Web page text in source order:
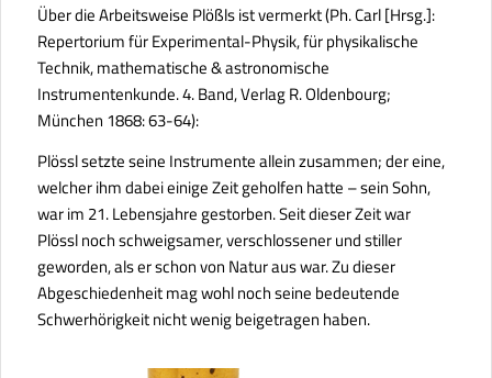
Über die Arbeitsweise Plößls ist vermerkt (Ph. Carl [Hrsg.]:
Repertorium für Experimental-Physik, für physikalische
Technik, mathematische & astronomische
Instrumentenkunde.4. Band, Verlag R. Oldenbourg;
München 1868: 63-64):
Plössl setzte seine Instrumente allein zusammen; der eine,
welcher ihm dabei einige Zeit geholfen hatte – sein Sohn,
war im 21. Lebensjahre gestorben. Seit dieser Zeit war
Plössl noch schweigsamer, verschlossener und stiller
geworden, als er schon von Natur aus war. Zu dieser
Abgeschiedenheit mag wohl noch seine bedeutende
Schwerhörigkeit nicht wenig beigetragen haben.